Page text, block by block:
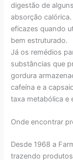
digestão de
absorção
eficazes quando
bem estruturado.
Já os remédios
substâncias que
gordura
cafeína e a
taxa metabólica e
Onde encontrar
Desde 1968 a
trazendo